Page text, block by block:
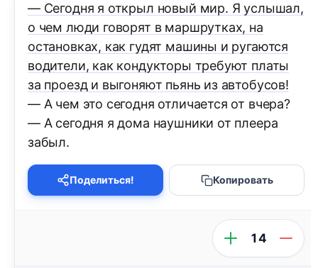
— Сегодня я открыл новый мир. Я услышал,
о чем люди говорят в маршрутках, на
остановках, как гудят машины и ругаются
водители, как кондукторы требуют платы
за проезд и выгоняют пьянь из автобусов!
— А чем это сегодня отличается от вчера?
— А сегодня я дома наушники от плеера
забыл.
Поделиться! Копировать
14